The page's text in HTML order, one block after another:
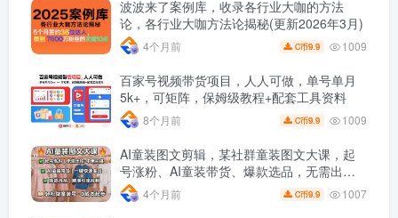
波波来了案例库，收录各行业大咖的方法
论，各行业大咖方法论揭秘(更新2026年3月)
4个月前 C币9.9 1009
百家号视频带货项目，人人可做，单号单月
5k+，可矩阵，保姆级教程+配套工具资料
8个月前 C币9.9 1009
AI童装图文剪辑，某社群童装图文大课，起
号涨粉、AI童装带货、爆款选品，无需出镜
和拍摄4个月前 C币9.9 1007